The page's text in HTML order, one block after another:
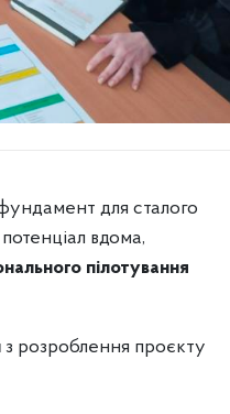
для сталого
вдома,
пілотування
з розроблення проєкту